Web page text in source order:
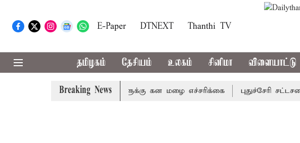
E-Paper DTNEXT Thanthi TV
தமிழகம் தேசியம் உலகம் சினிமா விளையாட்டு
Breaking News
ஆகிய மாவட்டங்களுக்கு கன மழை எச்சரிக்கை புதுச்சேரி